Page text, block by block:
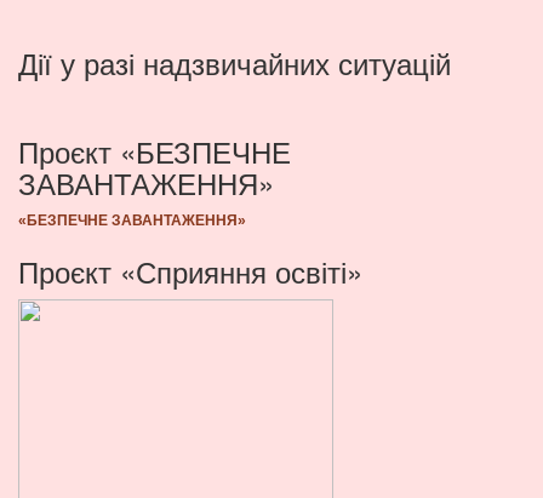
Дії у разі надзвичайних ситуацій
Проєкт «БЕЗПЕЧНЕ
ЗАВАНТАЖЕННЯ»
«БЕЗПЕЧНЕ ЗАВАНТАЖЕННЯ»
Проєкт «Сприяння освіті»